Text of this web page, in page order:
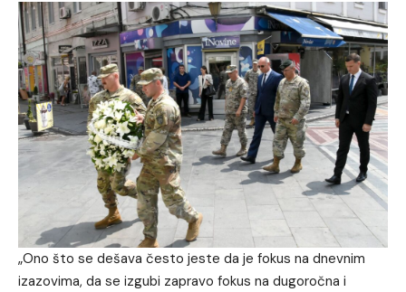
„Ono što se dešava često jeste da je fokus na dnevnim
izazovima, da se izgubi zapravo fokus na dugoročna i